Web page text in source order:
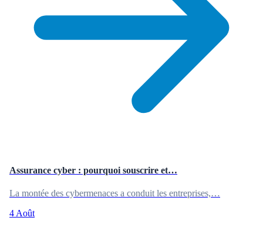
Assurance cyber : pourquoi souscrire et…
La montée des cybermenaces a conduit les entreprises,…
4 Août